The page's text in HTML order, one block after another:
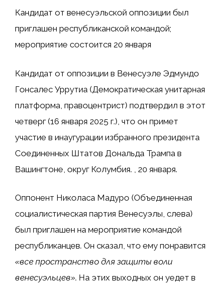
Кандидат от венесуэльской оппозиции был
приглашен республиканской командой;
мероприятие состоится 20 января
Кандидат от оппозиции в Венесуэле Эдмундо
Гонсалес Уррутиа (Демократическая унитарная
платформа, правоцентрист) подтвердил в этот
четверг (16 января 2025 г.), что он примет
участие в инаугурации избранного президента
Соединенных Штатов Дональда Трампа в
Вашингтоне, округ Колумбия. , 20 января.
Оппонент Николаса Мадуро (Объединенная
социалистическая партия Венесуэлы, слева)
был приглашен на мероприятие командой
республиканцев. Он сказал, что ему понравится
«все пространство для защиты воли
венесуэльцев». На этих выходных он уедет в